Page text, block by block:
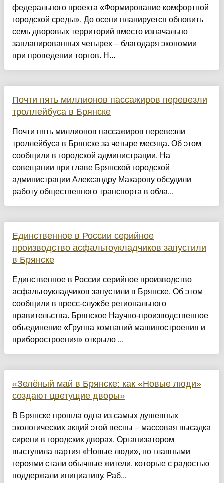
федерального проекта «Формирование комфортной
городской среды». До осени планируется обновить
семь дворовых территорий вместо изначально
запланированных четырех – благодаря экономии
при проведении торгов. Н...
Почти пять миллионов пассажиров перевезли
троллейбуса в Брянске
Почти пять миллионов пассажиров перевезли
троллейбуса в Брянске за четыре месяца. Об этом
сообщили в городской администрации. На
совещании при главе Брянской городской
администрации Александру Макарову обсудили
работу общественного транспорта в обла...
Единственное в России серийное
производство асфальтоукладчиков запустили
в Брянске
Единственное в России серийное производство
асфальтоукладчиков запустили в Брянске. Об этом
сообщили в пресс-службе регионального
правительства. Брянское Научно-производственное
объединение «Группа компаний машиностроения и
приборостроения» открыло ...
«Зелёный май в Брянске: как «Новые люди»
создают цветущие дворы»
В Брянске прошла одна из самых душевных
экологических акций этой весны – массовая высадка
сирени в городских дворах. Организатором
выступила партия «Новые люди», но главными
героями стали обычные жители, которые с радостью
поддержали инициативу. Раб...